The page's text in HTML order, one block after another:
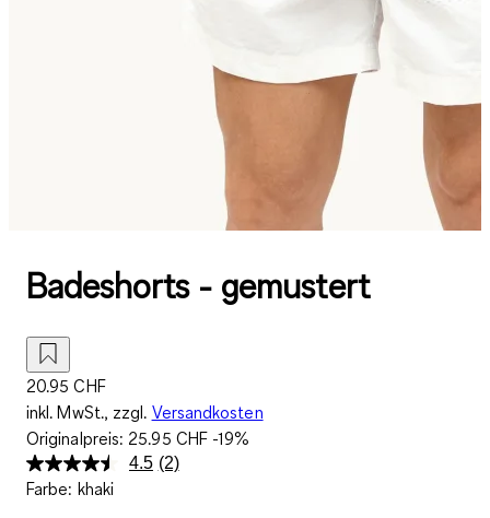
Badeshorts - gemustert
20.95 CHF
inkl. MwSt., zzgl. Versandkosten
Originalpreis: 25.95 CHF-19%
4.5 2
(2)
Farbe: khaki